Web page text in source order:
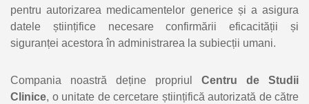
pentru autorizarea medicamentelor generice și a asigura
datele științifice necesare confirmării eficacității și
siguranței acestora în administrarea la subiecții umani.
Compania noastră deține propriul Centru de Studii
Clinice, o unitate de cercetare științifică autorizată de către